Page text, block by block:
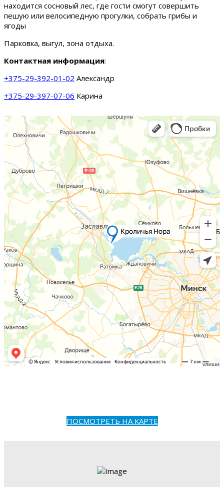
находится сосновый лес, где гости смогут совершить
пешую или велосипедную прогулки, собрать грибы и
ягоды
Парковка, выгул, зона отдыха.
Контактная информация:
+375-29-392-01-02 Александр
+375-29-397-07-06 Карина
ПОСМОТРЕТЬ НА КАРТЕ